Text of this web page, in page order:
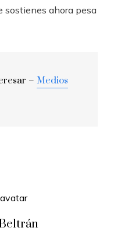
sostienes ahora pesa
– Medios